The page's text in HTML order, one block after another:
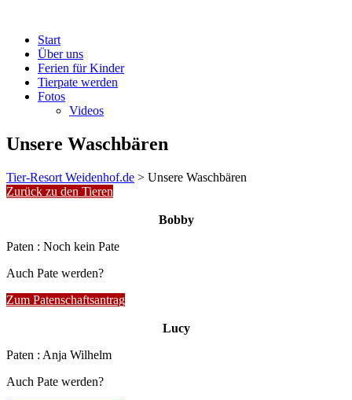
Start
Über uns
Ferien für Kinder
Tierpate werden
Fotos
Videos
Unsere Waschbären
Tier-Resort Weidenhof.de > Unsere Waschbären
Zurück zu den Tieren
Bobby
Paten : Noch kein Pate
Auch Pate werden?
Zum Patenschaftsantrag
Lucy
Paten : Anja Wilhelm
Auch Pate werden?